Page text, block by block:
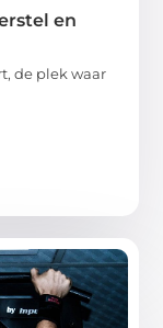
en
de plek waar